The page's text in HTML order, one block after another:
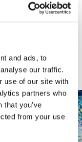
and ads, to
our traffic.
use of our site with
partners who
that you’ve
from your use